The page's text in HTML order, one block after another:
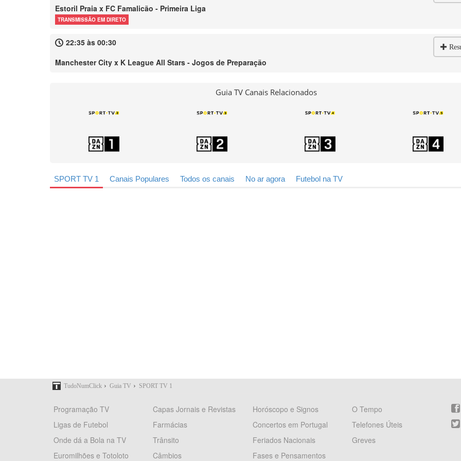
Estoril Praia x FC Famalicão - Primeira Liga
TRANSMISSÃO EM DIRETO
22:35 às 00:30
Manchester City x K League All Stars - Jogos de Preparação
Guia TV Canais Relacionados
SPORT TV 1 Canais Populares Todos os canais No ar agora Futebol na TV
TudoNumClick › Guia TV › SPORT TV 1
Programação TV
Ligas de Futebol
Onde dá a Bola na TV
Euromilhões e Totoloto
Capas Jornais e Revistas
Farmácias
Trânsito
Câmbios
Horóscopo e Signos
Concertos em Portugal
Feriados Nacionais
Fases e Pensamentos
O Tempo
Telefones Úteis
Greves